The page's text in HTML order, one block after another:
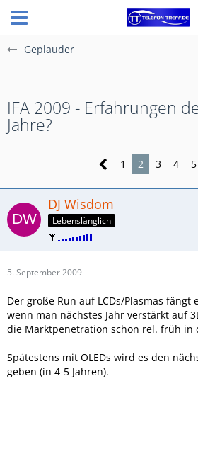
Geplauder
IFA 2009 - Erfahrungen
Jahre?
1 2 3 4 5
DJ Wisdom
Lebenslänglich
5. September 2009
Der große Run auf LCDs/Plasmas fängt
wenn man nächstes Jahr verstärkt auf
die Marktpenetration schon rel. früh in
Spätestens mit OLEDs wird es den
geben (in 4-5 Jahren).